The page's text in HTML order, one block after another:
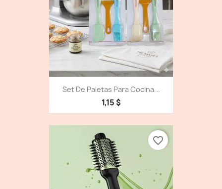
Set De Paletas Para Cocina...
1,15 $
favorite_border